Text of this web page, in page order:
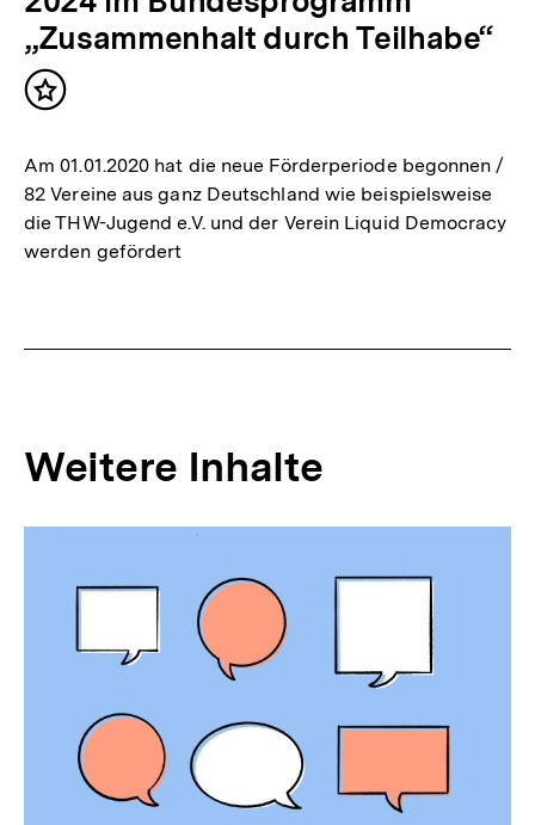
„Zusammenhalt durch Teilhabe“
Inhalt
Am 01.01.2020 hat die neue Förderperiode begonnen /
82 Vereine aus ganz Deutschland wie beispielsweise
die THW-Jugend e.V. und der Verein Liquid Democracy
werden gefördert
Weitere Inhalte
weitere